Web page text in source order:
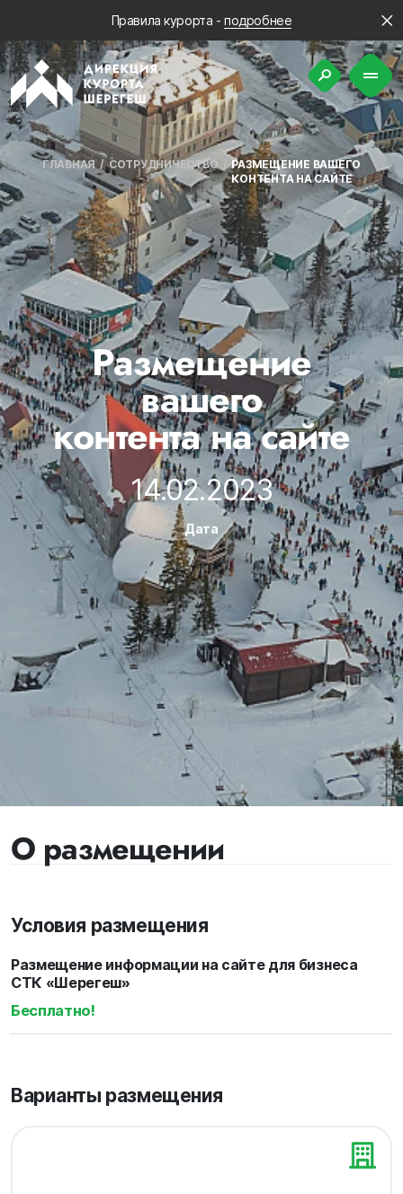
Правила курорта -подробнее
ГЛАВНАЯ СОТРУДНИЧЕСТВО
РАЗМЕЩЕНИЕ ВАШЕГО
КОНТЕНТА НА САЙТЕ
Размещение
вашего
контента на сайте
14.02.2023
Дата
О размещении
Условия размещения
Размещение информации на сайте для бизнеса
СТК «Шерегеш»
Бесплатно!
Варианты размещения